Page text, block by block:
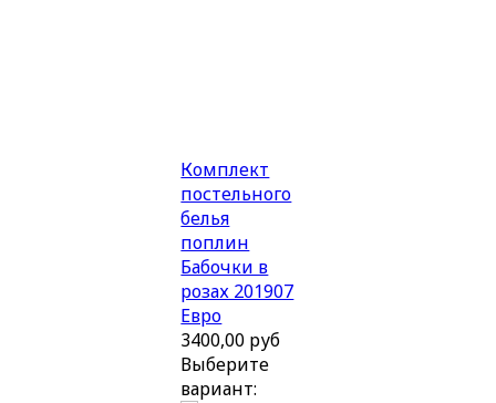
Комплект
постельного
белья
поплин
Бабочки в
розах 201907
Евро
3400,00 руб
Выберите
вариант: